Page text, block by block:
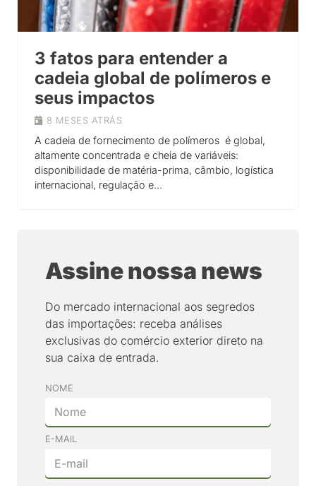
3 fatos para entender a
cadeia global de polímeros e
seus impactos
8 MESES ATRÁS
A cadeia de fornecimento de polímeros é global,
altamente concentrada e cheia de variáveis:
disponibilidade de matéria-prima, câmbio, logística
internacional, regulação e…
Assine nossa news
Do mercado internacional aos segredos
das importações: receba análises
exclusivas do comércio exterior direto na
sua caixa de entrada.
NOME
E-MAIL